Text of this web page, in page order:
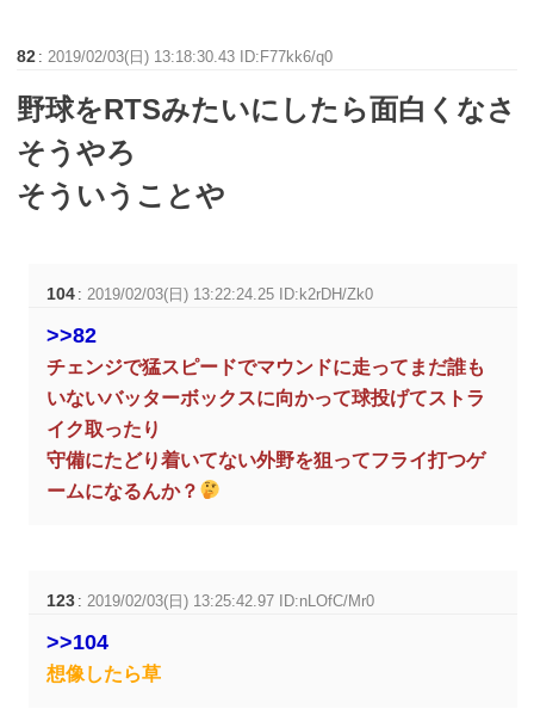
82 :2019/02/03(日) 13:18:30.43 ID:F77kk6/q0
野球をRTSみたいにしたら面白くなさ
そうやろ
そういうことや
104 : 2019/02/03(日) 13:22:24.25 ID:k2rDH/Zk0
>>82
チェンジで猛スピードでマウンドに走ってまだ誰も
いないバッターボックスに向かって球投げてストラ
イク取ったり
守備にたどり着いてない外野を狙ってフライ打つゲ
ームになるんか？
123 : 2019/02/03(日) 13:25:42.97 ID:nLOfC/Mr0
>>104
想像したら草